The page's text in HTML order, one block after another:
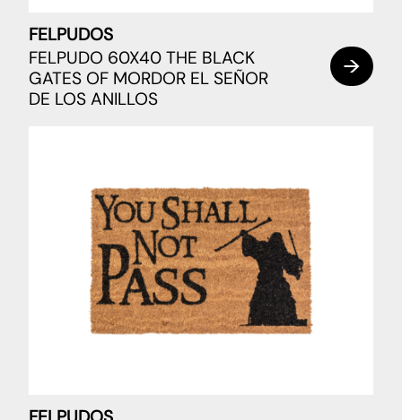
FELPUDOS
FELPUDO 60X40 THE BLACK
GATES OF MORDOR EL SEÑOR
DE LOS ANILLOS